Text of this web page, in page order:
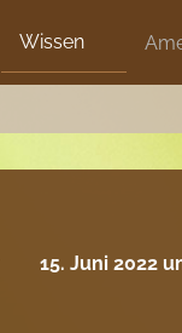
Wissen
15. Juni 2022